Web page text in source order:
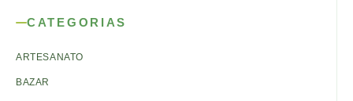
CATEGORIAS
ARTESANATO
BAZAR